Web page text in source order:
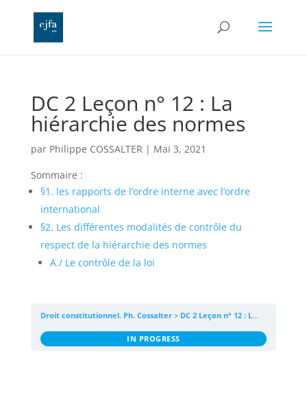
DC 2 Leçon n° 12 : La
hiérarchie des normes
par Philippe COSSALTER | Mai 3, 2021
Sommaire :
§1. les rapports de l’ordre interne avec l’ordre
international
§2. Les différentes modalités de contrôle du
respect de la hiérarchie des normes
A./ Le contrôle de la loi
Droit constitutionnel. Ph. Cossalter DC 2 Leçon n° 12 : La hiérarchie des normes
IN PROGRESS